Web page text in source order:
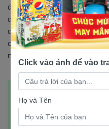
đó xe tay ga Victoria TA 50cc
dùng Việt Nam ưa chuộng.
quan những ưu điểm, nhược
có thể tham khảo trước khi
nhé !...
Click vào ảnh để vào
Họ và Tên